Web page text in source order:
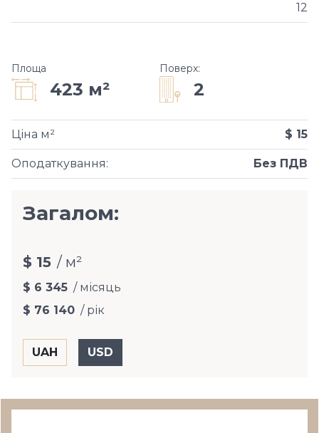
12
Площа
423 м²
Поверх:
2
Оподаткування: Без ПДВ
Ціна м² $ 15
Загалом:
$ 15 / м²
$ 6 345 / місяць
$ 76 140 / рік